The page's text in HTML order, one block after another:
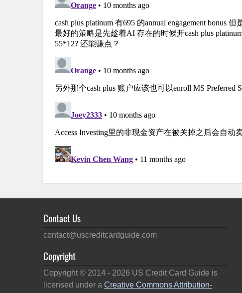
Contact Us
contact@uscreditcardguide.com
Copyright
Copyright © 2014 - 2026 US Credit Card Guide is
licensed under a Creative Commons Attribution-